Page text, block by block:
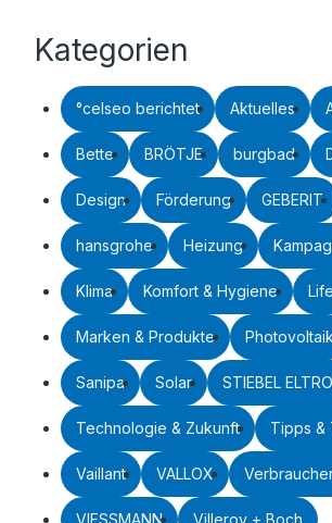
Kategorien
°celseo berichtet Aktuelles
Bette BRÖTJE burgbad
Design Förderung GEBERIT
hansgrohe Heizung
Klima Komfort & Hygiene
Marken & Produkte
Sanipa Solar STIEBEL
Technologie & Zukunft Tipps &
Vaillant VALLOX